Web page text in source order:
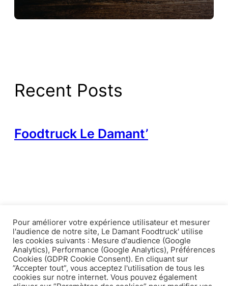
Recent Posts
Foodtruck Le Damant’
LinkedIn Facebook Instagram
Pour améliorer votre expérience utilisateur et mesurer
l'audience de notre site, Le Damant Foodtruck' utilise
les cookies suivants : Mesure d'audience (Google
Analytics), Performance (Google Analytics), Préférences
Cookies (GDPR Cookie Consent). En cliquant sur
”Accepter tout”, vous acceptez l'utilisation de tous les
cookies sur notre internet. Vous pouvez également